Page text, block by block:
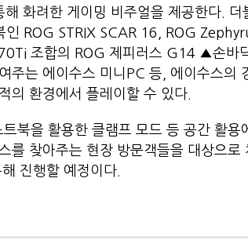
화려한 게이밍 비주얼을 제공한다. 더
ROG STRIX SCAR 16, ROG
조합의 ROG 제피러스 G14 ▲손바
주는 에이수스 미니PC 등, 에이수스의
의 환경에서 플레이할 수 있다.
북을 활용한 클램프 모드 등 공간 활용
를 찾아주는 현장 방문객들을 대상으로
진행할 예정이다.